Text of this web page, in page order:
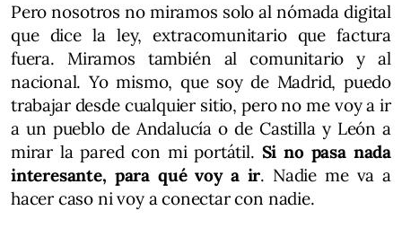
Pero nosotros no miramos solo al nómada digital
que dice la ley, extracomunitario que factura
fuera. Miramos también al comunitario y al
nacional. Yo mismo, que soy de Madrid, puedo
trabajar desde cualquier sitio, pero no me voy a ir
a un pueblo de Andalucía o de Castilla y León a
mirar la pared con mi portátil. Si no pasa nada
interesante, para qué voy a ir. Nadie me va a
hacer caso ni voy a conectar con nadie.